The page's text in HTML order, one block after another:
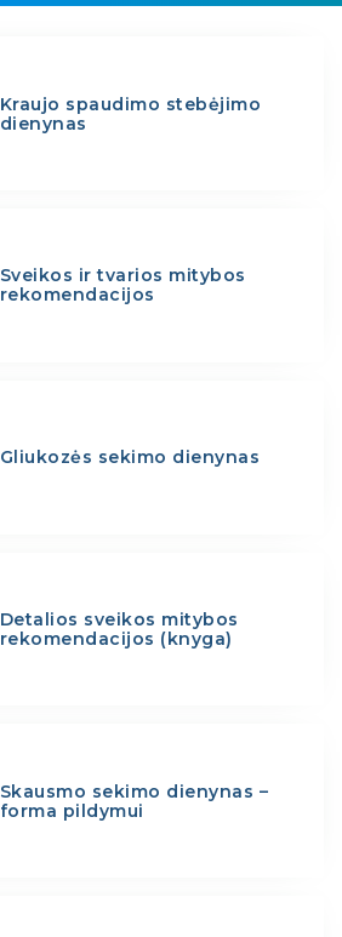
Kraujo spaudimo stebėjimo
dienynas
Sveikos ir tvarios mitybos
rekomendacijos
Gliukozės sekimo dienynas
Detalios sveikos mitybos
rekomendacijos (knyga)
Skausmo sekimo dienynas –
forma pildymui